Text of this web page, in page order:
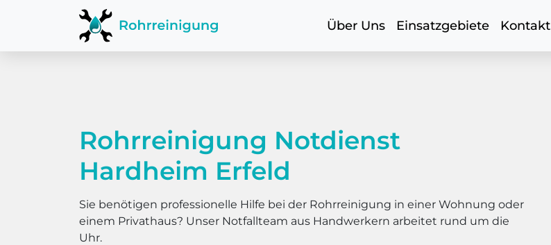
Über Uns Einsatzgebiete Kontakt
Rohrreinigung Notdienst
Hardheim Erfeld
Sie benötigen professionelle Hilfe bei der Rohrreinigung in einer Wohnung oder
einem Privathaus? Unser Notfallteam aus Handwerkern arbeitet rund um die
Uhr.